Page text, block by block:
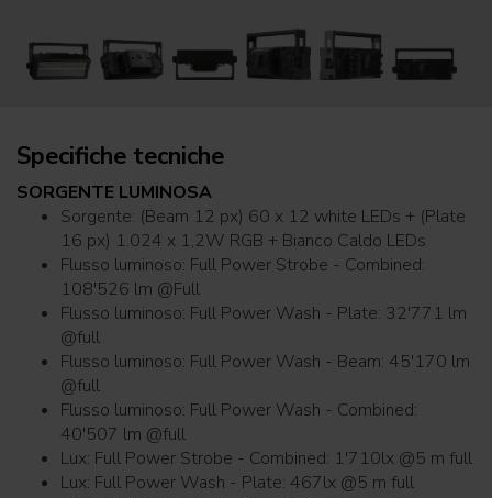
Specifiche tecniche
SORGENTE LUMINOSA
Sorgente: (Beam 12 px) 60 x 12 white LEDs + (Plate
16 px) 1.024 x 1,2W RGB + Bianco Caldo LEDs
Flusso luminoso: Full Power Strobe - Combined:
108'526 lm @Full
Flusso luminoso: Full Power Wash - Plate: 32'771 lm
@full
Flusso luminoso: Full Power Wash - Beam: 45'170 lm
@full
Flusso luminoso: Full Power Wash - Combined:
40'507 lm @full
Lux: Full Power Strobe - Combined: 1'710lx @5 m full
Lux: Full Power Wash - Plate: 467lx @5 m full